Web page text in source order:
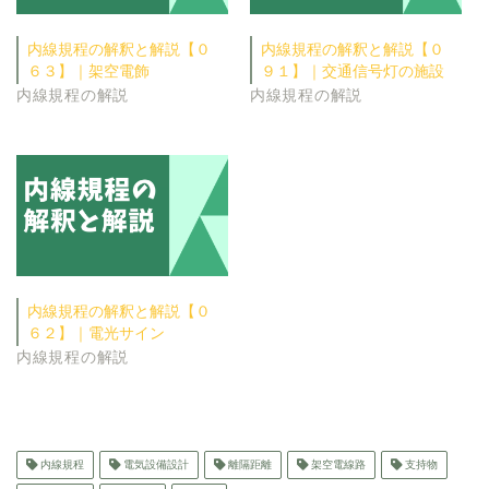
内線規程の解釈と解説【０
６３】｜架空電飾
内線規程の解説
内線規程の解釈と解説【０
９１】｜交通信号灯の施設
内線規程の解説
内線規程の解釈と解説【０
６２】｜電光サイン
内線規程の解説
内線規程 電気設備設計 離隔距離 架空電線路 支持物